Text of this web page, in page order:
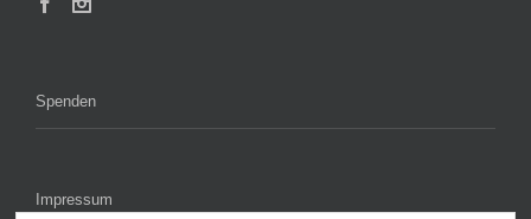
Spenden
Impressum